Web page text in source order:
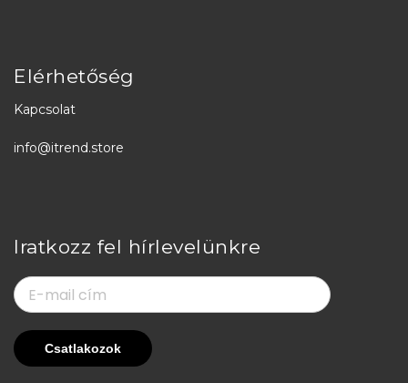
Elérhetőség
Kapcsolat
info@itrend.store
Iratkozz fel hírlevelünkre